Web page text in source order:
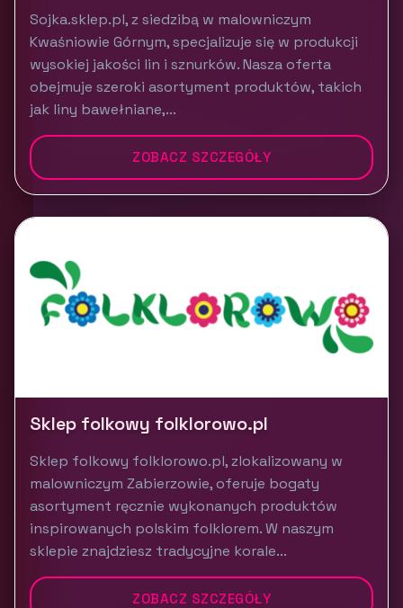
Sojka.sklep.pl, z siedzibą w malowniczym
Kwaśniowie Górnym, specjalizuje się w produkcji
wysokiej jakości lin i sznurków. Nasza oferta
obejmuje szeroki asortyment produktów, takich
jak liny bawełniane,...
ZOBACZ SZCZEGÓŁY
Sklep folkowy folklorowo.pl
Sklep folkowy folklorowo.pl, zlokalizowany w
malowniczym Zabierzowie, oferuje bogaty
asortyment ręcznie wykonanych produktów
inspirowanych polskim folklorem. W naszym
sklepie znajdziesz tradycyjne korale...
ZOBACZ SZCZEGÓŁY